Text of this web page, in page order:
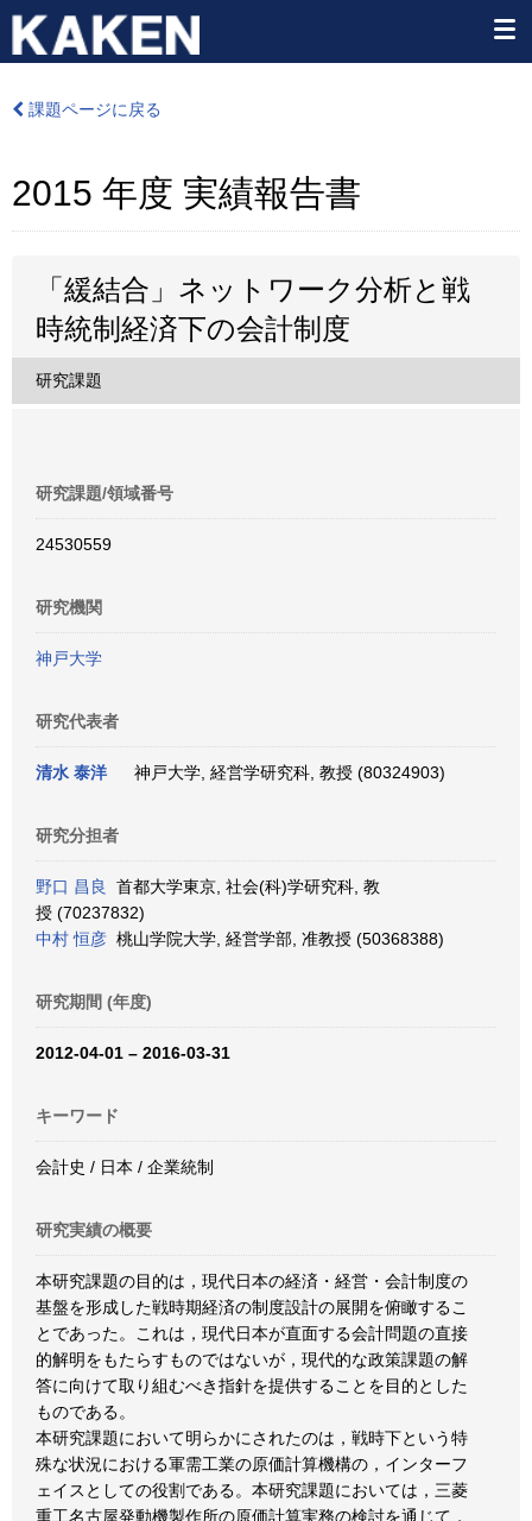
課題ページに戻る
2015 年度 実績報告書
「緩結合」ネットワーク分析と戦
時統制経済下の会計制度
研究課題
研究課題/領域番号
24530559
研究機関
神戸大学
研究代表者
清水 泰洋 神戸大学, 経営学研究科, 教授 (80324903)
研究分担者
野口 昌良
首都大学東京, 社会(科)学研究科, 教
授 (70237832)
中村 恒彦 桃山学院大学, 経営学部, 准教授 (50368388)
研究期間 (年度)
2012-04-01 – 2016-03-31
キーワード
会計史 / 日本 / 企業統制
研究実績の概要
本研究課題の目的は，現代日本の経済・経営・会計制度の
基盤を形成した戦時期経済の制度設計の展開を俯瞰するこ
とであった。これは，現代日本が直面する会計問題の直接
的解明をもたらすものではないが，現代的な政策課題の解
答に向けて取り組むべき指針を提供することを目的とした
ものである。
本研究課題において明らかにされたのは，戦時下という特
殊な状況における軍需工業の原価計算機構の，インターフ
ェイスとしての役割である。本研究課題においては，三菱
重工名古屋発動機製作所の原価計算実務の検討を通じて，